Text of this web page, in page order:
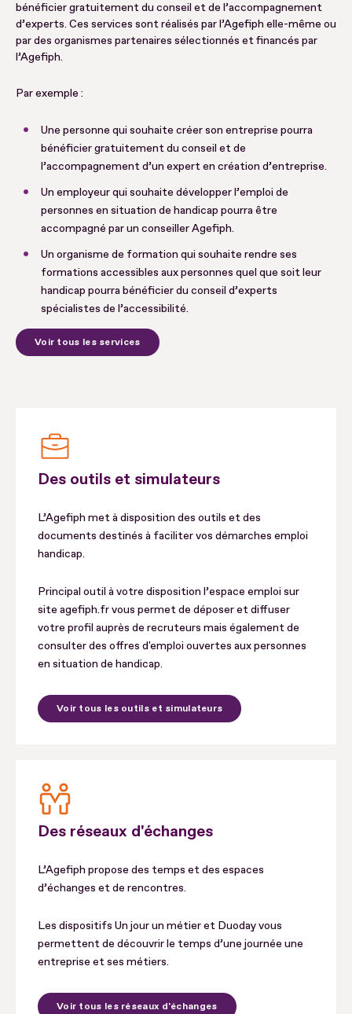
bénéficier gratuitement du conseil et de l’accompagnement
d’experts. Ces services sont réalisés par l’Agefiph elle-même ou
par des organismes partenaires sélectionnés et financés par
l’Agefiph.
Par exemple :
Une personne qui souhaite créer son entreprise pourra
bénéficier gratuitement du conseil et de
l’accompagnement d’un expert en création d’entreprise.
Un employeur qui souhaite développer l’emploi de
personnes en situation de handicap pourra être
accompagné par un conseiller Agefiph.
Un organisme de formation qui souhaite rendre ses
formations accessibles aux personnes quel que soit leur
handicap pourra bénéficier du conseil d’experts
spécialistes de l’accessibilité.
Voir tous les services
Des outils et simulateurs
L’Agefiph met à disposition des outils et des
documents destinés à faciliter vos démarches emploi
handicap.
Principal outil à votre disposition l’espace emploi sur
site agefiph.fr vous permet de déposer et diffuser
votre profil auprès de recruteurs mais également de
consulter des offres d'emploi ouvertes aux personnes
en situation de handicap.
Voir tous les outils et simulateurs
Des réseaux d'échanges
L’Agefiph propose des temps et des espaces
d’échanges et de rencontres.
Les dispositifs Un jour un métier et Duoday vous
permettent de découvrir le temps d’une journée une
entreprise et ses métiers.
Voir tous les réseaux d'échanges